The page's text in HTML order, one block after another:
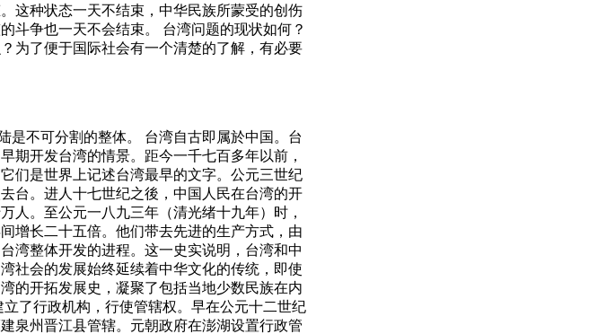
这种状态一天不结束，中华民族所蒙受的创伤
斗争也一天不会结束。 台湾问题的现状如何？
为了便于国际社会有一个清楚的了解，有必要
不可分割的整体。 台湾自古即属於中国。台
期开发台湾的情景。距今一千七百多年以前，
们是世界上记述台湾最早的文字。公元三世纪
台。进人十七世纪之後，中国人民在台湾的开
人。至公元一八九三年（清光绪十九年）时，
增长二十五倍。他们带去先进的生产方式，由
湾整体开发的进程。这一史实说明，台湾和中
社会的发展始终延续着中华文化的传统，即使
的开拓发展史，凝聚了包括当地少数民族在内
了行政机构，行使管辖权。早在公元十二世纪
泉州晋江县管辖。元朝政府在澎湖设置行政管